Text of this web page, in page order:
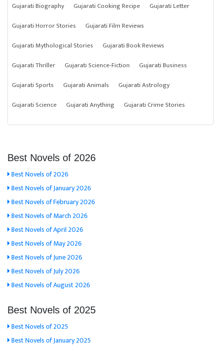
Gujarati Biography
Gujarati Cooking Recipe
Gujarati Letter
Gujarati Horror Stories
Gujarati Film Reviews
Gujarati Mythological Stories
Gujarati Book Reviews
Gujarati Thriller
Gujarati Science-Fiction
Gujarati Business
Gujarati Sports
Gujarati Animals
Gujarati Astrology
Gujarati Science
Gujarati Anything Gujarati Crime Stories
Best Novels of 2026
Best Novels of 2026
Best Novels of January 2026
Best Novels of February 2026
Best Novels of March 2026
Best Novels of April 2026
Best Novels of May 2026
Best Novels of June 2026
Best Novels of July 2026
Best Novels of August 2026
Best Novels of 2025
Best Novels of 2025
Best Novels of January 2025